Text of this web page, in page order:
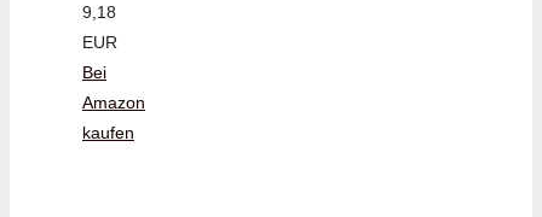
9,18
EUR
Bei
Amazon
kaufen